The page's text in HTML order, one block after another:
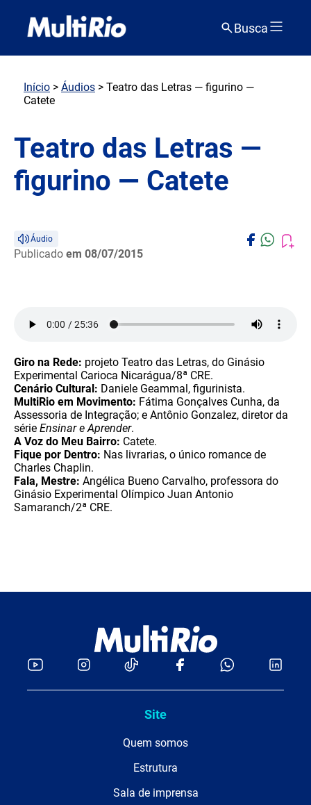
Busca
Início > Áudios > Teatro das Letras — figurino —
Catete
Teatro das Letras —
figurino — Catete
Áudio
Publicado em 08/07/2015
Giro na Rede: projeto Teatro das Letras, do Ginásio
Experimental Carioca Nicarágua/8ª CRE.
Cenário Cultural: Daniele Geammal, figurinista.
MultiRio em Movimento: Fátima Gonçalves Cunha, da
Assessoria de Integração; e Antônio Gonzalez, diretor da
série Ensinar e Aprender.
A Voz do Meu Bairro: Catete.
Fique por Dentro: Nas livrarias, o único romance de
Charles Chaplin.
Fala, Mestre: Angélica Bueno Carvalho, professora do
Ginásio Experimental Olímpico Juan Antonio
Samaranch/2ª CRE.
Site
Quem somos
Estrutura
Sala de imprensa